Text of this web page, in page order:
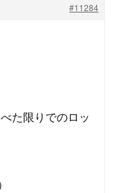
#11284
た限りでのロッ